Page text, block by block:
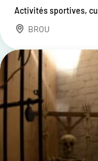
Activités sportives,
BROU